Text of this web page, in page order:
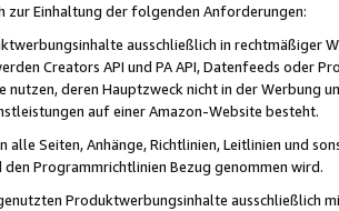
zur Einhaltung der folgenden Anforderungen:
ausschließlich in rechtmäßiger
Creators API und PA API, Datenfeeds oder
nutzen, deren Hauptzweck nicht in der Werbung
auf einer Amazon-Website besteht.
alle Seiten, Anhänge, Richtlinien, Leitlinien und
den Programmrichtlinien Bezug genommen wird.
Produktwerbungsinhalte ausschließlich